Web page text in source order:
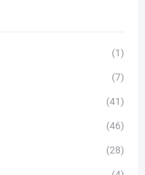
(1)
(7)
(41)
(46)
(28)